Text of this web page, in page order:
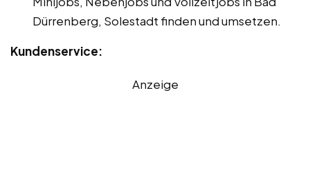
Dürrenberg, Solestadt finden und umsetzen.
Kundenservice:
Anzeige